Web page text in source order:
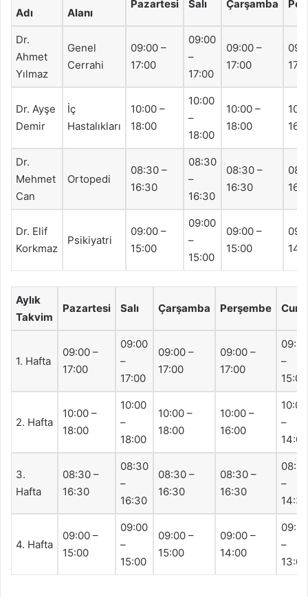
Adı
Alanı
Pazartesi Salı Çarşamba
Dr.
Ahmet
Yılmaz
Genel
Cerrahi
09:00 –
17:00
09:00
–
17:00
09:00 –
17:00
Dr. Ayşe
Demir
İç
Hastalıkları
10:00 –
18:00
10:00
–
18:00
10:00 –
18:00
Dr.
Mehmet
Can
Ortopedi
08:30 –
16:30
08:30
–
16:30
08:30 –
16:30
Dr. Elif
Korkmaz
Psikiyatri
09:00 –
15:00
09:00
–
15:00
09:00 –
15:00
Aylık
Takvim
Pazartesi Salı Çarşamba Perşembe
1. Hafta
09:00 –
17:00
09:00
–
17:00
09:00 –
17:00
09:00 –
17:00
09:00
–
15:00
2. Hafta
10:00 –
18:00
10:00
–
18:00
10:00 –
18:00
10:00 –
16:00
10:00
–
14:00
3.
Hafta
08:30 –
16:30
08:30
–
16:30
08:30 –
16:30
08:30 –
16:30
–
14:30
4. Hafta
09:00 –
15:00
09:00
–
15:00
09:00 –
15:00
09:00 –
14:00
09:00
–
13:00